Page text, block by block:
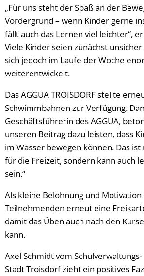
„Für uns steht der Spaß an der
Vordergrund – wenn Kinder gerne
fällt auch das Lernen viel leichter“,
Viele Kinder seien zunächst
sich jedoch im Laufe der Woche
weiterentwickelt.
Das AGGUA TROISDORF stellte
Schwimmbahnen zur Verfügung.
Geschäftsführerin des AGGUA,
unseren Beitrag dazu leisten, dass
im Wasser bewegen können. Das
für die Freizeit, sondern kann auch
sein.“
Als kleine Belohnung und
Teilnehmenden erneut eine
damit das Üben auch nach den
kann.
Axel Schmidt vom
Stadt Troisdorf zieht ein positives